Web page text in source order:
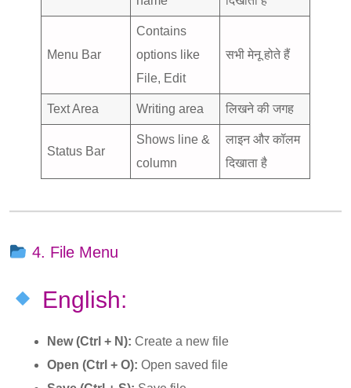
Menu Bar
Contains
options like
File, Edit
सभी मेनू होते हैं
Text Area Writing area लिखने की जगह
Status Bar
Shows line &
column
लाइन और कॉलम
दिखाता है
4. File Menu
English:
New (Ctrl + N): Create a new file
Open (Ctrl + O): Open saved file